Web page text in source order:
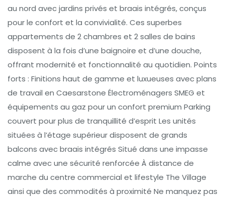
au nord avec jardins privés et braais intégrés, conçus
pour le confort et la convivialité. Ces superbes
appartements de 2 chambres et 2 salles de bains
disposent à la fois d’une baignoire et d’une douche,
offrant modernité et fonctionnalité au quotidien. Points
forts : Finitions haut de gamme et luxueuses avec plans
de travail en Caesarstone Électroménagers SMEG et
équipements au gaz pour un confort premium Parking
couvert pour plus de tranquillité d’esprit Les unités
situées à l’étage supérieur disposent de grands
balcons avec braais intégrés Situé dans une impasse
calme avec une sécurité renforcée À distance de
marche du centre commercial et lifestyle The Village
ainsi que des commodités à proximité Ne manquez pas